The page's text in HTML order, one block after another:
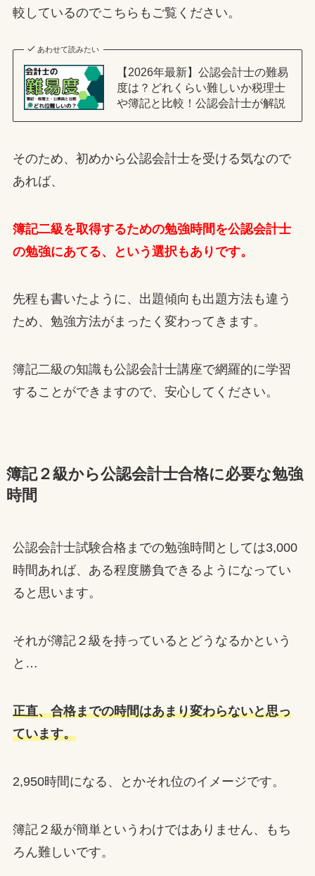
較しているのでこちらもご覧ください。
あわせて読みたい
【2026年最新】公認会計士の難易
度は？どれくらい難しいか税理士
や簿記と比較！公認会計士が解説
そのため、初めから公認会計士を受ける気なので
あれば、
簿記二級を取得するための勉強時間を公認会計士
の勉強にあてる、という選択もありです。
先程も書いたように、出題傾向も出題方法も違う
ため、勉強方法がまったく変わってきます。
簿記二級の知識も公認会計士講座で網羅的に学習
することができますので、安心してください。
簿記２級から公認会計士合格に必要な勉強
時間
公認会計士試験合格までの勉強時間としては3,000
時間あれば、ある程度勝負できるようになってい
ると思います。
それが簿記２級を持っているとどうなるかという
と…
正直、合格までの時間はあまり変わらないと思っ
ています。
2,950時間になる、とかそれ位のイメージです。
簿記２級が簡単というわけではありません、もち
ろん難しいです。